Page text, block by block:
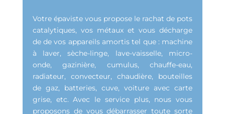
Votre épaviste vous propose le rachat de pots
catalytiques, vos métaux et vous décharge
de de vos appareils amortis tel que : machine
à laver, sèche-linge, lave-vaisselle, micro-
onde, gazinière, cumulus, chauffe-eau,
radiateur, convecteur, chaudière, bouteilles
de gaz, batteries, cuve, voiture avec carte
grise, etc. Avec le service plus, nous vous
proposons de vous débarrasser toute sorte